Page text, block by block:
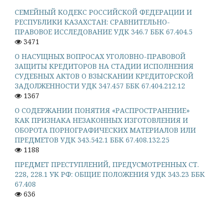
СЕМЕЙНЫЙ КОДЕКС РОССИЙСКОЙ ФЕДЕРАЦИИ И
РЕСПУБЛИКИ КАЗАХСТАН: СРАВНИТЕЛЬНО-
ПРАВОВОЕ ИССЛЕДОВАНИЕ УДК 346.7 ББК 67.404.5
3471
О НАСУЩНЫХ ВОПРОСАХ УГОЛОВНО-ПРАВОВОЙ
ЗАЩИТЫ КРЕДИТОРОВ НА СТАДИИ ИСПОЛНЕНИЯ
СУДЕБНЫХ АКТОВ О ВЗЫСКАНИИ КРЕДИТОРСКОЙ
ЗАДОЛЖЕННОСТИ УДК 347.457 ББК 67.404.212.12
1367
О СОДЕРЖАНИИ ПОНЯТИЯ «РАСПРОСТРАНЕНИЕ»
КАК ПРИЗНАКА НЕЗАКОННЫХ ИЗГОТОВЛЕНИЯ И
ОБОРОТА ПОРНОГРАФИЧЕСКИХ МАТЕРИАЛОВ ИЛИ
ПРЕДМЕТОВ УДК 343.542.1 ББК 67.408.132.25
1188
ПРЕДМЕТ ПРЕСТУПЛЕНИЙ, ПРЕДУСМОТРЕННЫХ СТ.
228, 228.1 УК РФ: ОБЩИЕ ПОЛОЖЕНИЯ УДК 343.23 ББК
67.408
636